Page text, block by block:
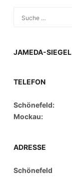
JAMEDA-SIEGEL
TELEFON
Schönefeld:
Mockau:
ADRESSE
Schönefeld